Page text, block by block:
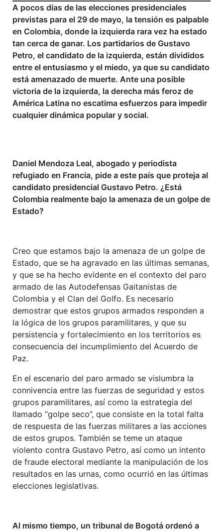
A pocos días de las elecciones presidenciales
previstas para el 29 de mayo, la tensión es palpable
en Colombia, donde la izquierda rara vez ha estado
tan cerca de ganar. Los partidarios de Gustavo
Petro, el candidato de la izquierda, están divididos
entre el entusiasmo y el miedo, ya que su candidato
está amenazado de muerte. Ante una posible
victoria de la izquierda, la derecha más feroz de
América Latina no escatima esfuerzos para impedir
cualquier dinámica popular y social.
Daniel Mendoza Leal, abogado y periodista
refugiado en Francia, pide a este país que proteja al
candidato presidencial Gustavo Petro. ¿Está
Colombia realmente bajo la amenaza de un golpe de
Estado?
Creo que estamos bajo la amenaza de un golpe de
Estado, que se ha agravado en las últimas semanas,
y que se ha hecho evidente en el contexto del paro
armado de las Autodefensas Gaitanistas de
Colombia y el Clan del Golfo. Es necesario
demostrar que estos grupos armados responden a
la lógica de los grupos paramilitares, y que su
persistencia y fortalecimiento en los territorios es
consecuencia del incumplimiento del Acuerdo de
Paz.
En el escenario del paro armado se vislumbra la
connivencia entre las fuerzas de seguridad y estos
grupos paramilitares, así como la estrategia del
llamado “golpe seco”, que consiste en la total falta
de respuesta de las fuerzas militares a las acciones
de estos grupos. También se teme un ataque
violento contra Gustavo Petro, así como un intento
de fraude electoral mediante la manipulación de los
resultados en las urnas, como ocurrió en las últimas
elecciones legislativas.
Al mismo tiempo, un tribunal de Bogotá ordenó a